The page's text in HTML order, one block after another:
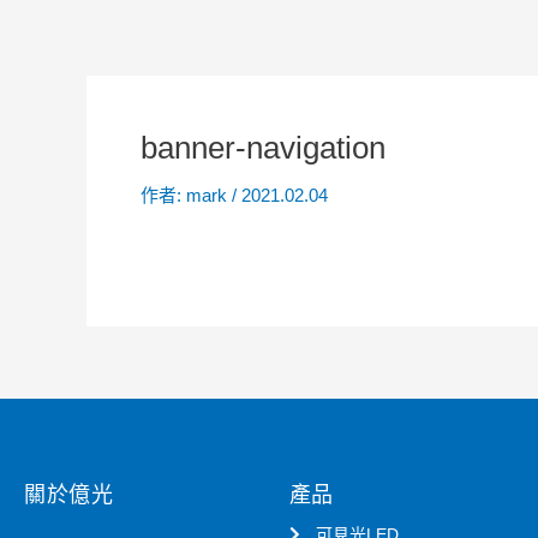
banner-navigation
作者: mark / 2021.02.04
關於億光 產品